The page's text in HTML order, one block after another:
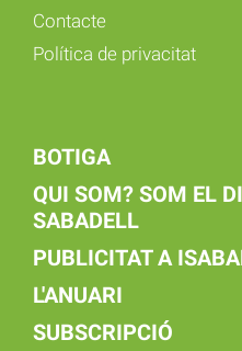
Contacte
Política de privacitat
BOTIGA
QUI SOM? SOM EL
SABADELL
PUBLICITAT A
L'ANUARI
SUBSCRIPCIÓ